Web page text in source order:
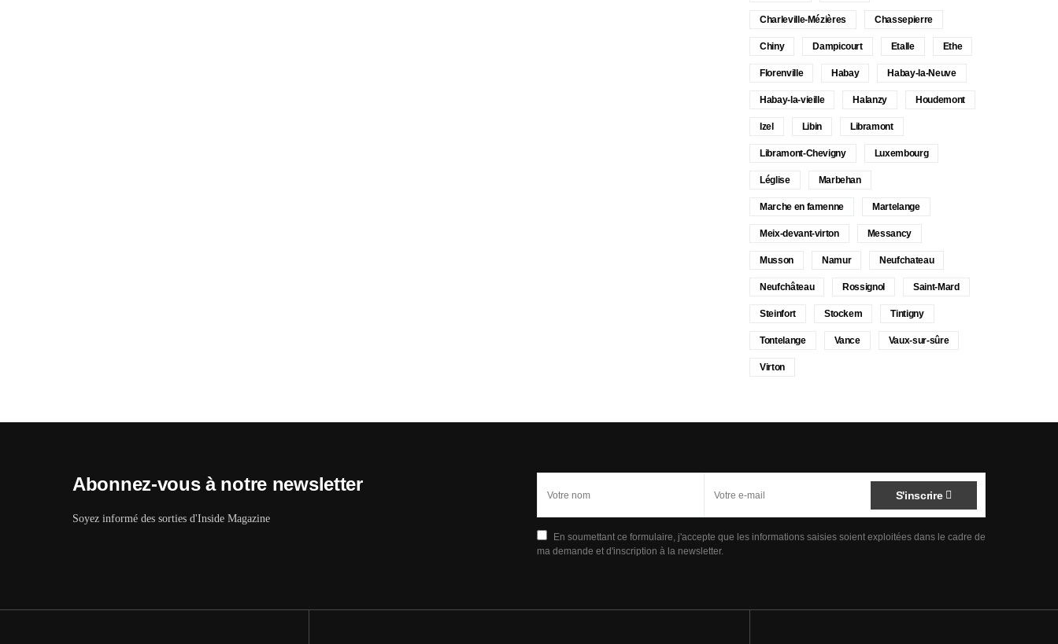
Charleville-Mézières Chassepierre
Chiny Dampicourt Etalle Ethe
Florenville Habay Habay-la-Neuve
Habay-la-vieille Halanzy Houdemont
Izel Libin Libramont
Libramont-Chevigny Luxembourg
Léglise Marbehan
Marche en famenne Martelange
Meix-devant-virton Messancy
Musson Namur Neufchateau
Neufchâteau Rossignol Saint-Mard
Steinfort Stockem Tintigny
Tontelange Vance Vaux-sur-sûre
Virton
Abonnez-vous à notre newsletter
Soyez informé des sorties d'Inside Magazine
S'inscrire
En soumettant ce formulaire, j'accepte que les informations saisies soient exploitées dans le cadre de
ma demande et d'inscription à la newsletter.